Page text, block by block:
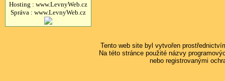
Hosting : www.LevnyWeb.cz
Správa : www.LevnyWeb.cz
Tento web site byl vytvořen
Na této stránce použité názvy
nebo registrovanými